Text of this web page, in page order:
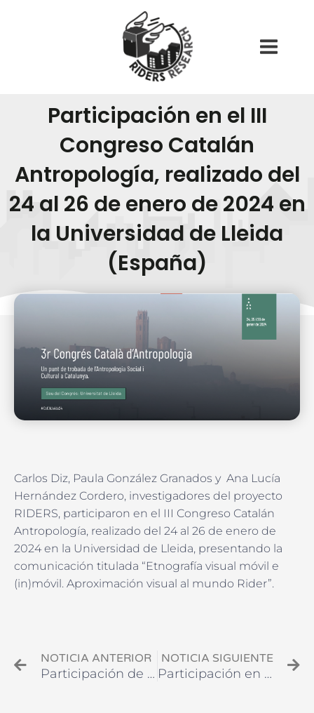
Menu
Participación en el III
Congreso Catalán
Antropología, realizado del
24 al 26 de enero de 2024 en
la Universidad de Lleida
(España)
Carlos Diz, Paula González Granados y Ana Lucía
Hernández Cordero, investigadores del proyecto
RIDERS, participaron en el III Congreso Catalán
Antropología, realizado del 24 al 26 de enero de
2024 en la Universidad de Lleida, presentando la
comunicación titulada “Etnografía visual móvil e
(in)móvil. Aproximación visual al mundo Rider”.
NOTICIA ANTERIOR
Participación de investigadoras e investigadores del proyecto RIDERS en el XVI Congreso Internacional de Antropología ASAEE – AGANTRO. A Coruña, 5-8 de septiembre de 2023
NOTICIA SIGUIENTE
Participación en el Workshop Internacional «Tecnologías políticas contemporáneas. Gobernar el problema de la incertidumbre después de Foucault». Sevilla, 8 y 9 de mayo de 2024